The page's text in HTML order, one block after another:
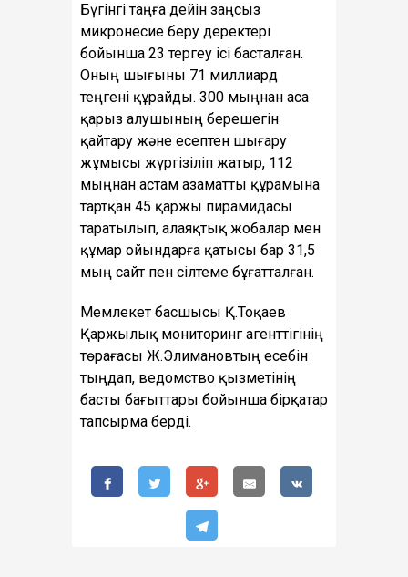
Бүгінгі таңға дейін заңсыз
микронесие беру деректері
бойынша 23 тергеу ісі басталған.
Оның шығыны 71 миллиард
теңгені құрайды. 300 мыңнан аса
қарыз алушының берешегін
қайтару және есептен шығару
жұмысы жүргізіліп жатыр, 112
мыңнан астам азаматты құрамына
тартқан 45 қаржы пирамидасы
таратылып, алаяқтық жобалар мен
құмар ойындарға қатысы бар 31,5
мың сайт пен сілтеме бұғатталған.
Мемлекет басшысы Қ.Тоқаев
Қаржылық мониторинг агенттігінің
төрағасы Ж.Элимановтың есебін
тыңдап, ведомство қызметінің
басты бағыттары бойынша бірқатар
тапсырма берді.